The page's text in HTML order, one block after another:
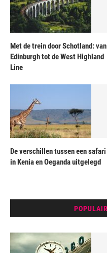
Met de trein door Schotland: van
Edinburgh tot de West Highland
Line
De verschillen tussen een safari
in Kenia en Oeganda uitgelegd